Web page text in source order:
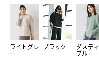
ライトグレ
ー
ブラック ダステ
ブルー